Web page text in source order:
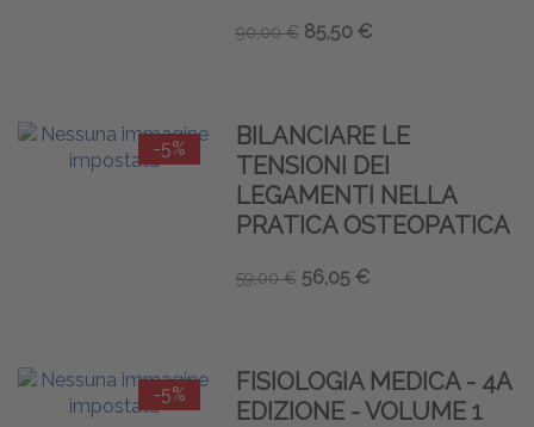
90,00 € 85,50 €
-5%
BILANCIARE LE
TENSIONI DEI
LEGAMENTI NELLA
PRATICA OSTEOPATICA
59,00 € 56,05 €
-5%
FISIOLOGIA MEDICA - 4A
EDIZIONE - VOLUME 1